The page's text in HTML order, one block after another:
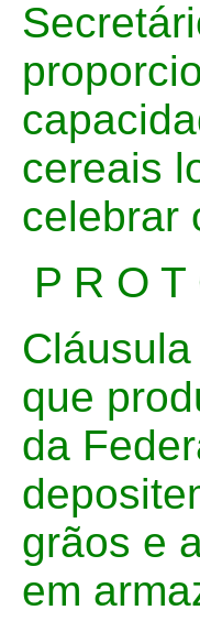
cereais
celebrar
P R O
que
da
grãos e
em